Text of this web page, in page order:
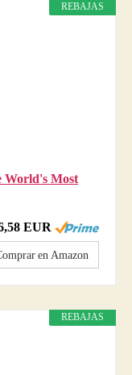
REBAJAS
World's Most
EUR
en Amazon
REBAJAS